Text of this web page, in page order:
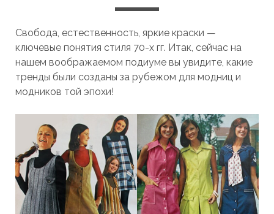
Свобода, естественность, яркие краски —
ключевые понятия стиля 70-х гг. Итак, сейчас на
нашем воображаемом подиуме вы увидите, какие
тренды были созданы за рубежом для модниц и
модников той эпохи!